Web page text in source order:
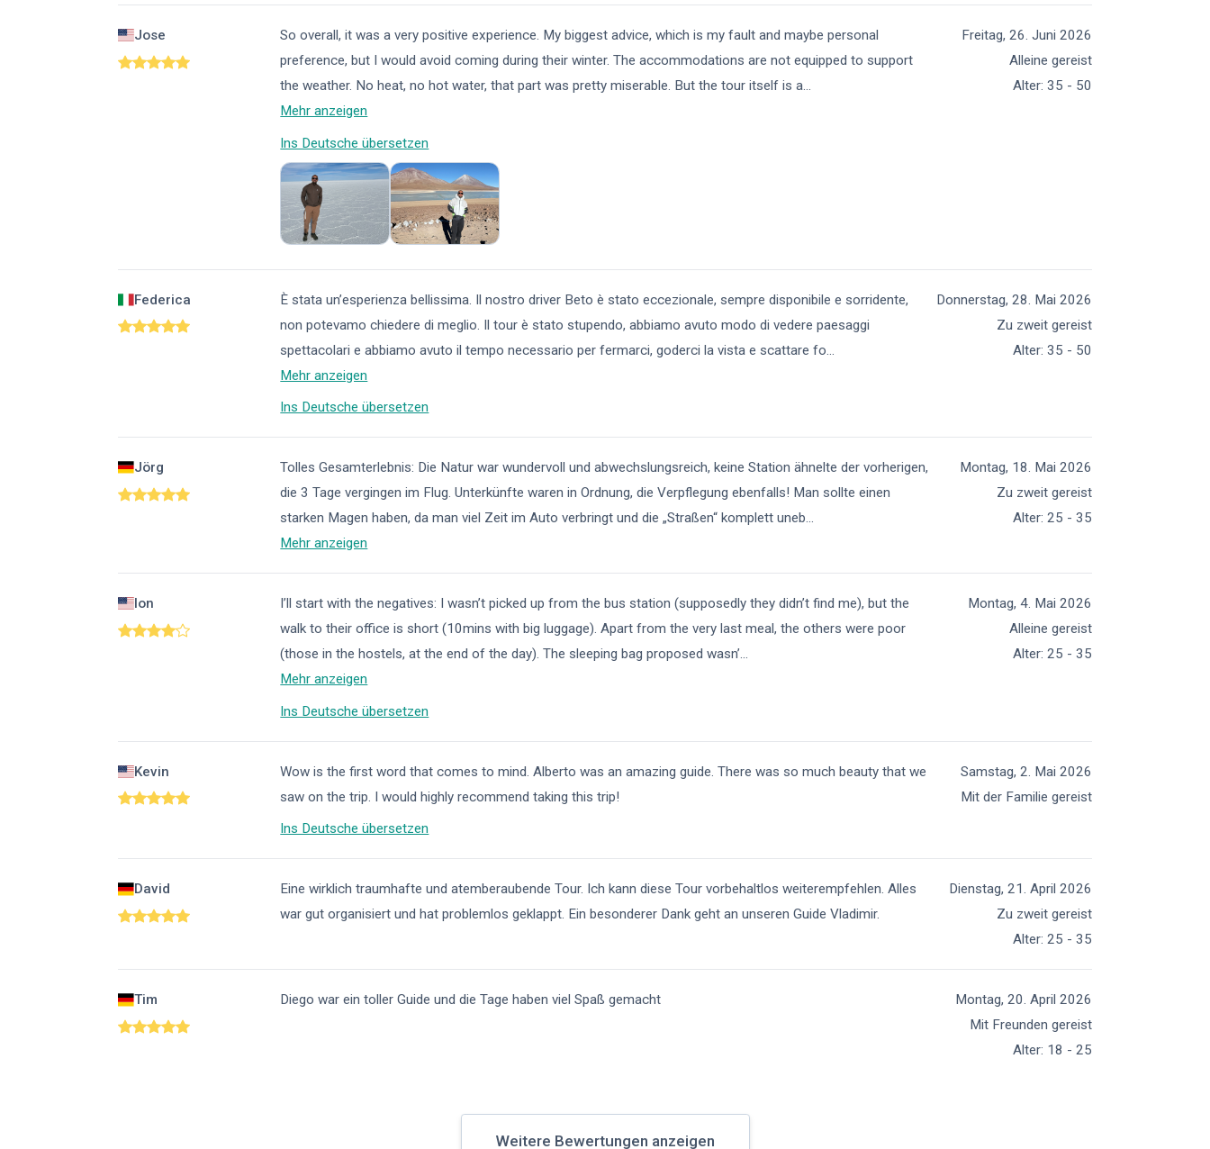
Jose
So overall, it was a very positive experience. My biggest advice, which is my fault and maybe personal
preference, but I would avoid coming during their winter. The accommodations are not equipped to support
the weather. No heat, no hot water, that part was pretty miserable. But the tour itself is a...
Mehr anzeigen
Ins Deutsche übersetzen
Freitag, 26. Juni 2026
Alleine gereist
Alter: 35 - 50
Federica
È stata un’esperienza bellissima. Il nostro driver Beto è stato eccezionale, sempre disponibile e sorridente,
non potevamo chiedere di meglio. Il tour è stato stupendo, abbiamo avuto modo di vedere paesaggi
spettacolari e abbiamo avuto il tempo necessario per fermarci, goderci la vista e scattare fo...
Mehr anzeigen
Ins Deutsche übersetzen
Donnerstag, 28. Mai 2026
Zu zweit gereist
Alter: 35 - 50
Jörg
Tolles Gesamterlebnis: Die Natur war wundervoll und abwechslungsreich, keine Station ähnelte der vorherigen,
die 3 Tage vergingen im Flug. Unterkünfte waren in Ordnung, die Verpflegung ebenfalls! Man sollte einen
starken Magen haben, da man viel Zeit im Auto verbringt und die „Straßen“ komplett uneb...
Mehr anzeigen
Montag, 18. Mai 2026
Zu zweit gereist
Alter: 25 - 35
Ion
I’ll start with the negatives: I wasn’t picked up from the bus station (supposedly they didn’t find me), but the
walk to their office is short (10mins with big luggage). Apart from the very last meal, the others were poor
(those in the hostels, at the end of the day). The sleeping bag proposed wasn’...
Mehr anzeigen
Ins Deutsche übersetzen
Montag, 4. Mai 2026
Alleine gereist
Alter: 25 - 35
Kevin
Wow is the first word that comes to mind. Alberto was an amazing guide. There was so much beauty that we
saw on the trip. I would highly recommend taking this trip!
Ins Deutsche übersetzen
Samstag, 2. Mai 2026
Mit der Familie gereist
David
Eine wirklich traumhafte und atemberaubende Tour. Ich kann diese Tour vorbehaltlos weiterempfehlen. Alles
war gut organisiert und hat problemlos geklappt. Ein besonderer Dank geht an unseren Guide Vladimir.
Dienstag, 21. April 2026
Zu zweit gereist
Alter: 25 - 35
Tim Diego war ein toller Guide und die Tage haben viel Spaß gemacht
Montag, 20. April 2026
Mit Freunden gereist
Alter: 18 - 25
Weitere Bewertungen anzeigen